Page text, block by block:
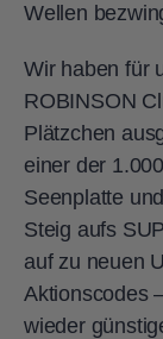
Wellen
Wir haben für
ROBINSON
Plätzchen
einer der
Seenplatte
Steig aufs
auf zu neuen
Aktionscodes
wieder